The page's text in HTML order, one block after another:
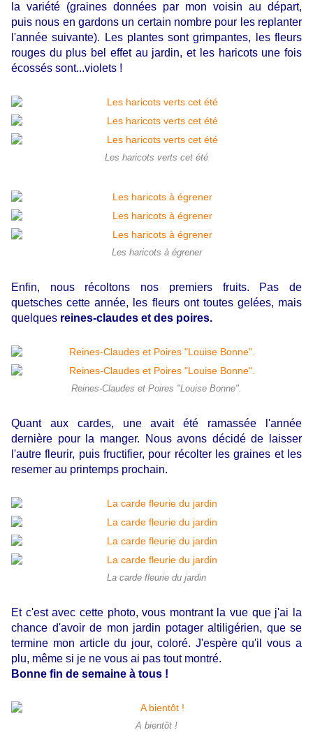
la variété (graines données par mon voisin au départ,
puis nous en gardons un certain nombre pour les replanter
l'année suivante). Les plantes sont grimpantes, les fleurs
rouges du plus bel effet au jardin, et les haricots une fois
écossés sont...violets !
Les haricots verts cet été
Les haricots à égrener
Enfin, nous récoltons nos premiers fruits. Pas de
quetsches cette année, les fleurs ont toutes gelées, mais
quelques reines-claudes et des poires.
Reines-Claudes et Poires "Louise Bonne".
Quant aux cardes, une avait été ramassée l'année
dernière pour la manger. Nous avons décidé de laisser
l'autre fleurir, puis fructifier, pour récolter les graines et les
resemer au printemps prochain.
La carde fleurie du jardin
Et c'est avec cette photo, vous montrant la vue que j'ai la
chance d'avoir de mon jardin potager altiligérien, que se
termine mon article du jour, coloré. J'espère qu'il vous a
plu, même si je ne vous ai pas tout montré.
Bonne fin de semaine à tous !
A bientôt !